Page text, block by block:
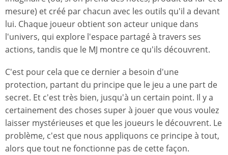
mesure) et créé par chacun avec les outils qu'il a devant
lui. Chaque joueur obtient son acteur unique dans
l'univers, qui explore l'espace partagé à travers ses
actions, tandis que le MJ montre ce qu'ils découvrent.
C'est pour cela que ce dernier a besoin d'une
protection, partant du principe que le jeu a une part de
secret. Et c'est très bien, jusqu'à un certain point. Il y a
certainement des choses super à jouer que vous voulez
laisser mystérieuses et que les joueurs le découvrent. Le
problème, c'est que nous appliquons ce principe à tout,
alors que tout ne fonctionne pas de cette façon.